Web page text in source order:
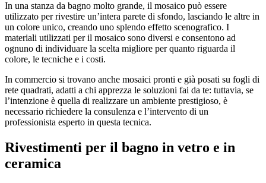
In una stanza da bagno molto grande, il mosaico può essere
utilizzato per rivestire un’intera parete di sfondo, lasciando le altre in
un colore unico, creando uno splendo effetto scenografico. I
materiali utilizzati per il mosaico sono diversi e consentono ad
ognuno di individuare la scelta migliore per quanto riguarda il
colore, le tecniche e i costi.
In commercio si trovano anche mosaici pronti e già posati su fogli di
rete quadrati, adatti a chi apprezza le soluzioni fai da te: tuttavia, se
l’intenzione è quella di realizzare un ambiente prestigioso, è
necessario richiedere la consulenza e l’intervento di un
professionista esperto in questa tecnica.
Rivestimenti per il bagno in vetro e in
ceramica